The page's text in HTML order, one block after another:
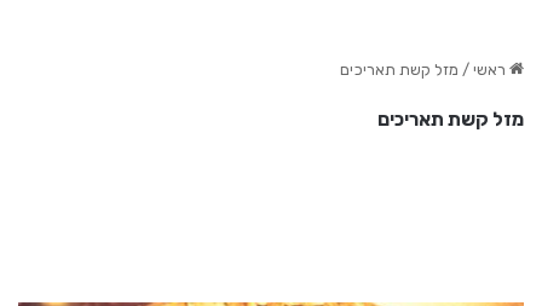
ראשי / מזל קשת תאריכים
מזל קשת תאריכים